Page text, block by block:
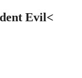
Evil<